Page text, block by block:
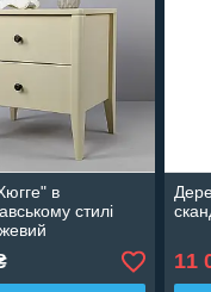
в
стилі
11